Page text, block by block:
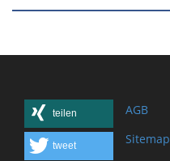
teilen
tweet
AGB
Sitemap